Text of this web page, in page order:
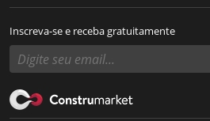
Inscreva-se e receba gratuitamente